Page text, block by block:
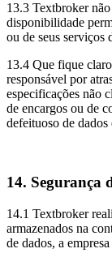
13.3 Textbroker
disponibilidade
ou de seus serviços
13.4 Que fique
responsável por
especificações não
de encargos ou de
defeituoso de dados
14. Segurança
14.1 Textbroker
armazenados na
de dados, a